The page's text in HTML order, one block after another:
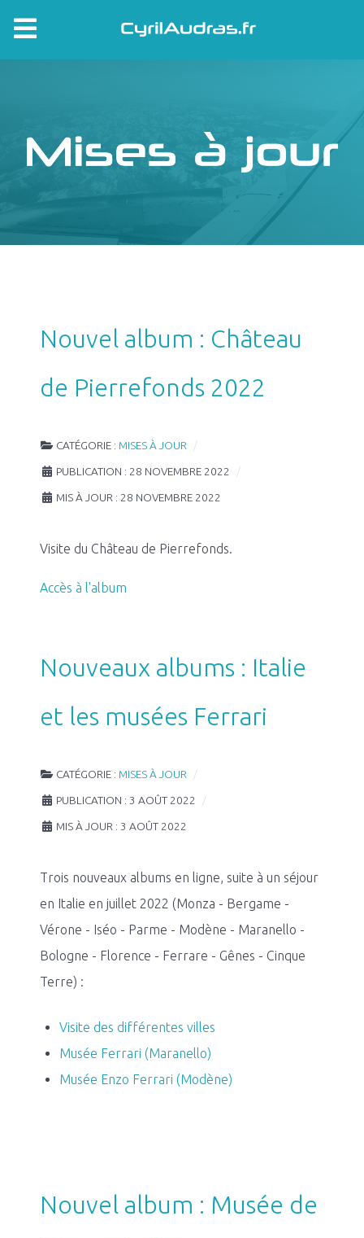
Nouvel album : Château
de Pierrefonds 2022
CATÉGORIE : MISES À JOUR
PUBLICATION : 28 NOVEMBRE 2022
MIS À JOUR : 28 NOVEMBRE 2022
Visite du Château de Pierrefonds.
Accès à l'album
Nouveaux albums : Italie
et les musées Ferrari
CATÉGORIE : MISES À JOUR
PUBLICATION : 3 AOÛT 2022
MIS À JOUR : 3 AOÛT 2022
Trois nouveaux albums en ligne, suite à un séjour
en Italie en juillet 2022 (Monza - Bergame -
Vérone - Iséo - Parme - Modène - Maranello -
Bologne - Florence - Ferrare - Gênes - Cinque
Terre) :
Visite des différentes villes
Musée Ferrari (Maranello)
Musée Enzo Ferrari (Modène)
Nouvel album : Musée de